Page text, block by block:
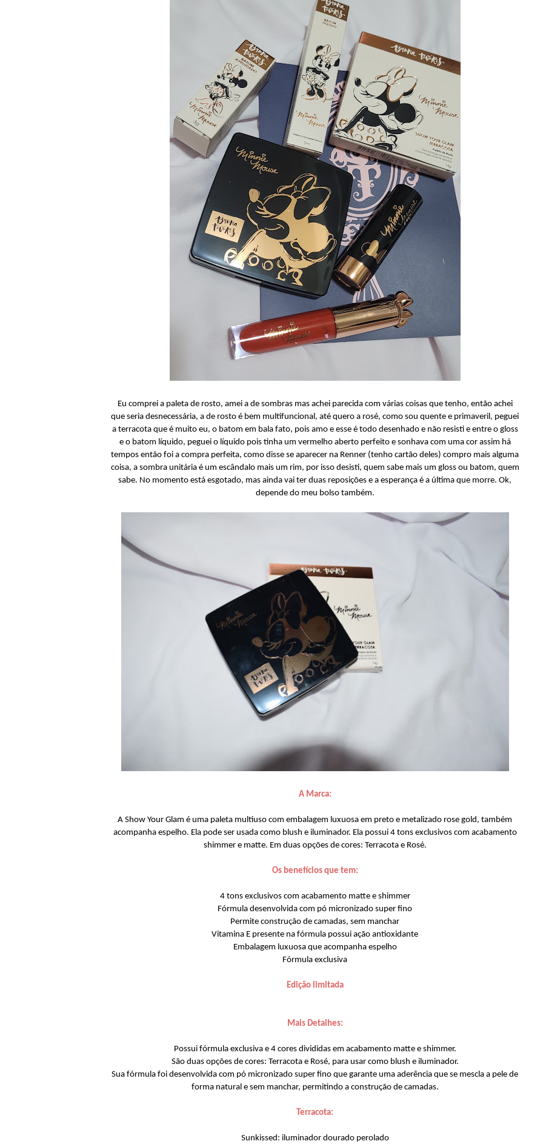
Eu comprei a paleta de rosto, amei a de sombras mas achei parecida com várias coisas que tenho, então achei
que seria desnecessária, a de rosto é bem multifuncional, até quero a rosé, como sou quente e primaveril, peguei
a terracota que é muito eu, o batom em bala fato, pois amo e esse é todo desenhado e não resisti e entre o gloss
e o batom líquido, peguei o líquido pois tinha um vermelho aberto perfeito e sonhava com uma cor assim há
tempos então foi a compra perfeita, como disse se aparecer na Renner (tenho cartão deles) compro mais alguma
coisa, a sombra unitária é um escândalo mais um rim, por isso desisti, quem sabe mais um gloss ou batom, quem
sabe. No momento está esgotado, mas ainda vai ter duas reposições e a esperança é a última que morre. Ok,
depende do meu bolso também.
A Marca:
A Show Your Glam é uma paleta multiuso com embalagem luxuosa em preto e metalizado rose gold, também
acompanha espelho. Ela pode ser usada como blush e iluminador. Ela possui 4 tons exclusivos com acabamento
shimmer e matte. Em duas opções de cores: Terracota e Rosé.
Os benefícios que tem:
4 tons exclusivos com acabamento matte e shimmer
Fórmula desenvolvida com pó micronizado super fino
Permite construção de camadas, sem manchar
Vitamina E presente na fórmula possui ação antioxidante
Embalagem luxuosa que acompanha espelho
Fórmula exclusiva
Edição limitada
Mais Detalhes:
Possui fórmula exclusiva e 4 cores divididas em acabamento matte e shimmer.
São duas opções de cores: Terracota e Rosé, para usar como blush e iluminador.
Sua fórmula foi desenvolvida com pó micronizado super fino que garante uma aderência que se mescla a pele de
forma natural e sem manchar, permitindo a construção de camadas.
Terracota:
Sunkissed: iluminador dourado perolado